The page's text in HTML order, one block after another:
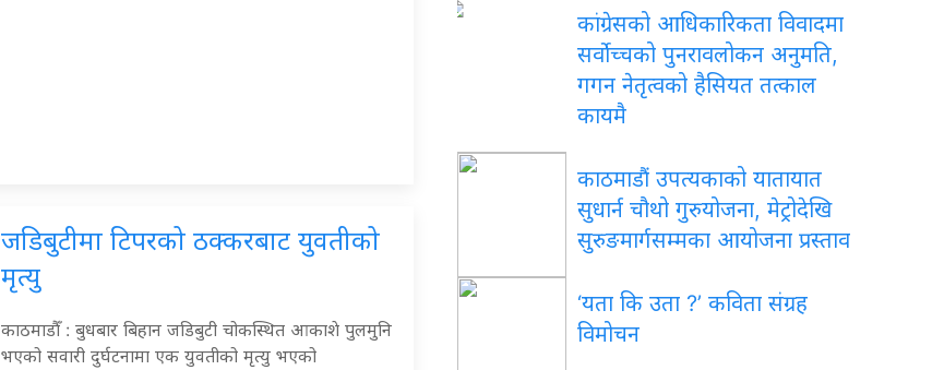
जडिबुटीमा टिपरको ठक्करबाट युवतीको
मृत्यु
काठमाडौँ : बुधबार बिहान जडिबुटी चोकस्थित आकाशे पुलमुनि
भएको सवारी दुर्घटनामा एक युवतीको मृत्यु भएको
कांग्रेसको आधिकारिकता विवादमा
सर्वोच्चको पुनरावलोकन अनुमति,
गगन नेतृत्वको हैसियत तत्काल
कायमै
काठमाडौं उपत्यकाको यातायात
सुधार्न चौथो गुरुयोजना, मेट्रोदेखि
सुरुङमार्गसम्मका आयोजना प्रस्ताव
‘यता कि उता ?’ कविता संग्रह
विमोचन